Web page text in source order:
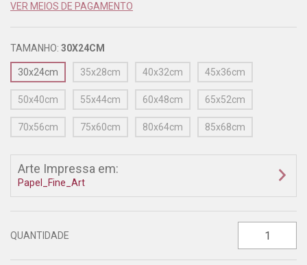
VER MEIOS DE PAGAMENTO
TAMANHO: 30X24CM
30x24cm 35x28cm 40x32cm 45x36cm
50x40cm 55x44cm 60x48cm 65x52cm
70x56cm 75x60cm 80x64cm 85x68cm
Arte Impressa em:
Papel_Fine_Art
QUANTIDADE